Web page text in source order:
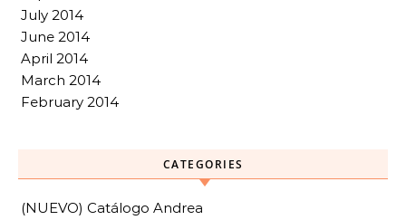
July 2014
June 2014
April 2014
March 2014
February 2014
CATEGORIES
(NUEVO) Catálogo Andrea